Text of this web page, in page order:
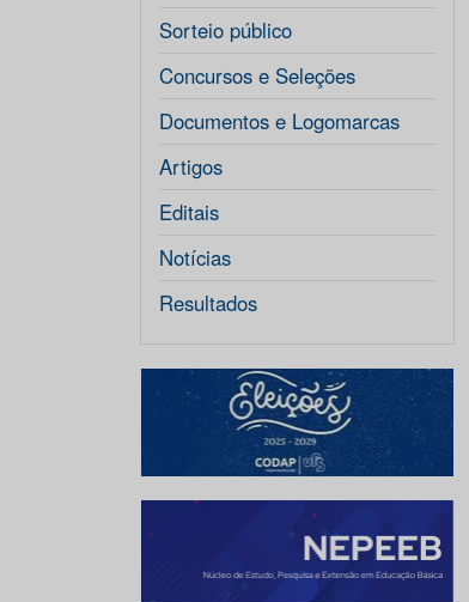
Sorteio público
Concursos e Seleções
Documentos e Logomarcas
Artigos
Editais
Notícias
Resultados